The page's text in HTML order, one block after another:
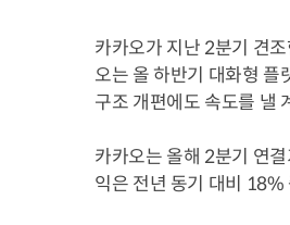
카카오가 지난 2분기 견
오는 올 하반기 대화형 플
구조 개편에도 속도를 낼
카카오는 올해 2분기 연
익은 전년 동기 대비